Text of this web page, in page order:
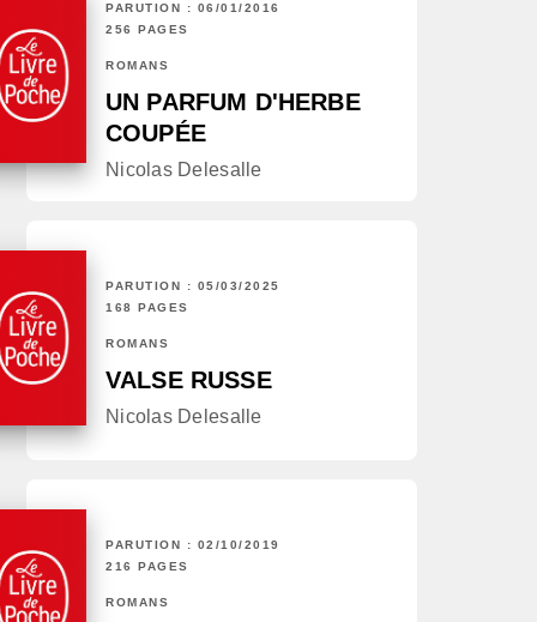
PARUTION : 06/01/2016
256 PAGES
ROMANS
UN PARFUM D'HERBE
COUPÉE
Nicolas Delesalle
PARUTION : 05/03/2025
168 PAGES
ROMANS
VALSE RUSSE
Nicolas Delesalle
PARUTION : 02/10/2019
216 PAGES
ROMANS